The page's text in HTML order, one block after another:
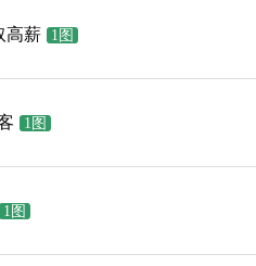
高薪 1图
1图
1图